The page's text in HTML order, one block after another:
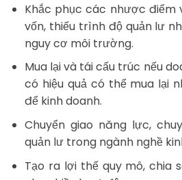
Khắc phục các nhược điểm
vốn, thiếu trình độ quản lư
nguy cơ môi trường.
Mua lại và tái cấu trúc nếu
có hiệu quả có thể mua lại
để kinh doanh.
Chuyển giao năng lực,
quản lư trong ngành nghề
Tạo ra lợi thế quy mô, chia